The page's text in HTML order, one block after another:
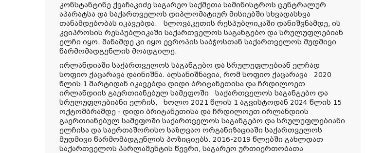
კონსტანტინე ქვაჩაკიძე საგარეო საქმეთა სამინისტროს ცენტრალურ
აპარატსა და საქართველოს დიპლომატიურ მისიებში სხვადასხვა
თანამდებობას იკავებდა. სლოვაკეთის რესპუბლიკაში დანიშვნამდე, ის
კვიპროსის რესპუბლიკაში საქართველოს საგანგებო და სრულუფლებიან
ელჩი იყო. მანამდე კი იყო ევროპის საბჭოსთან საქართველოს მუდმივი
წარმომადგენლის მოადგილე.
ირლანდიაში საქართველოს საგანგებო და სრულუფლებიან ელჩად
სოფიო ქაცარავა დაინიშნა. აღსანიშნავია, რომ სოფიო ქაცარავა 2020
წლის 1 მარტიდან იკავებდა დიდი ბრიტანეთისა და ჩრდილოეთ
ირლანდიის გაერთიანებულ სამეფოში საქართველოს საგანგებო და
სრულუფლებიანი ელჩის, ხოლო 2021 წლის 1 აგვისტოდან 2024 წლის 15
ოქტომბრამდე - დიდი ბრიტანეთისა და ჩრდილოეთ ირლანდიის
გაერთიანებულ სამეფოში საქართველოს საგანგებო და სრულუფლებიანი
ელჩისა და საერთაშორისო საზღვაო ორგანიზაციაში საქართველოს
მუდმივი წარმომადგენლის პოზიციებს. 2016-2019 წლებში გახლდათ
საქართველოს პარლამენტის წევრი, საგარეო ურთიერთობათა